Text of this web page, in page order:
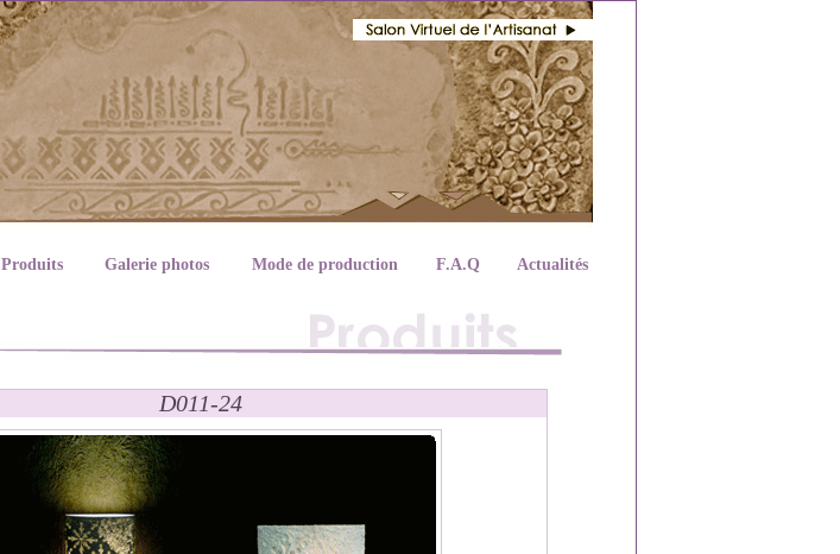
Produits Galerie photos Mode de production F.A.Q Actualités
D011-24